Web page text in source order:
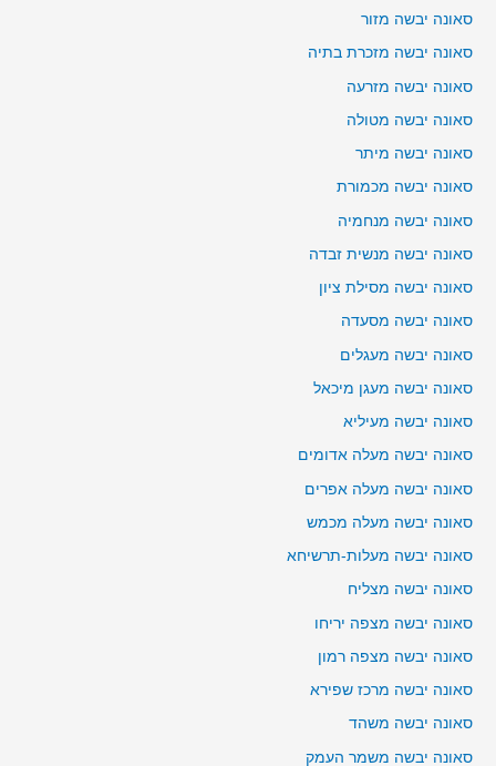
סאונה יבשה מזור
סאונה יבשה מזכרת בתיה
סאונה יבשה מזרעה
סאונה יבשה מטולה
סאונה יבשה מיתר
סאונה יבשה מכמורת
סאונה יבשה מנחמיה
סאונה יבשה מנשית זבדה
סאונה יבשה מסילת ציון
סאונה יבשה מסעדה
סאונה יבשה מעגלים
סאונה יבשה מעגן מיכאל
סאונה יבשה מעיליא
סאונה יבשה מעלה אדומים
סאונה יבשה מעלה אפרים
סאונה יבשה מעלה מכמש
סאונה יבשה מעלות-תרשיחא
סאונה יבשה מצליח
סאונה יבשה מצפה יריחו
סאונה יבשה מצפה רמון
סאונה יבשה מרכז שפירא
סאונה יבשה משהד
סאונה יבשה משמר העמק